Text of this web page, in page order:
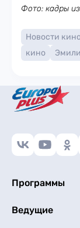
Фото: кадры
Новости
кино
Программы
Ведущие